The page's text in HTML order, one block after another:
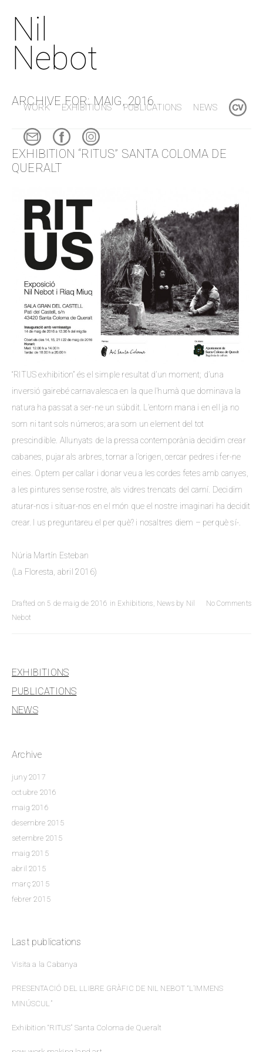
Nil
Nebot
WORK EXHIBITIONS PUBLICATIONS NEWS
ARCHIVE FOR: MAIG, 2016
EXHIBITION “RITUS” SANTA COLOMA DE
QUERALT
“RITUS exhibition” és el simple resultat d’un moment; d’una
inversió gairebé carnavalesca en la que l’humà que dominava la
natura ha passat a ser-ne un súbdit. L’entorn mana i en ell ja no
som ni tant sols números; ara som un element del tot
prescindible. Allunyats de la pressa contemporània decidim crear
cabanes, pujar als arbres, tornar a l’origen, cercar pedres i fer-ne
eines. Optem per callar i donar veu a les cordes fetes amb canyes,
a les pintures sense rostre, als vidres trencats del camí. Decidim
aturar-nos i situar-nos en el món que el nostre imaginari ha decidit
crear. I us preguntareu el per què? i nosaltres diem – perquè sí-.
Núria Martín Esteban
(La Floresta, abril 2016)
No Comments
Drafted on 5 de maig de 2016 in Exhibitions, News by Nil
Nebot
EXHIBITIONS
PUBLICATIONS
NEWS
Archive
juny 2017
octubre 2016
maig 2016
desembre 2015
setembre 2015
maig 2015
abril 2015
març 2015
febrer 2015
Last publications
Visita a la Cabanya
PRESENTACIÓ DEL LLIBRE GRÀFIC DE NIL NEBOT “L’IMMENS
MINÚSCUL”
Exhibition “RITUS” Santa Coloma de Queralt